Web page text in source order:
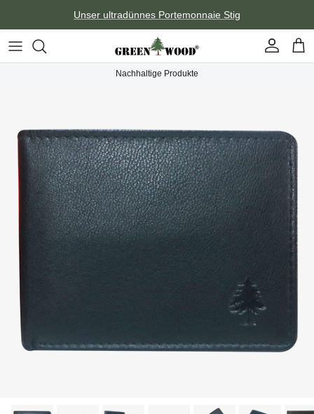
Unser ultradünnes Portemonnaie Stig
Konto
Nachhaltige Produkte